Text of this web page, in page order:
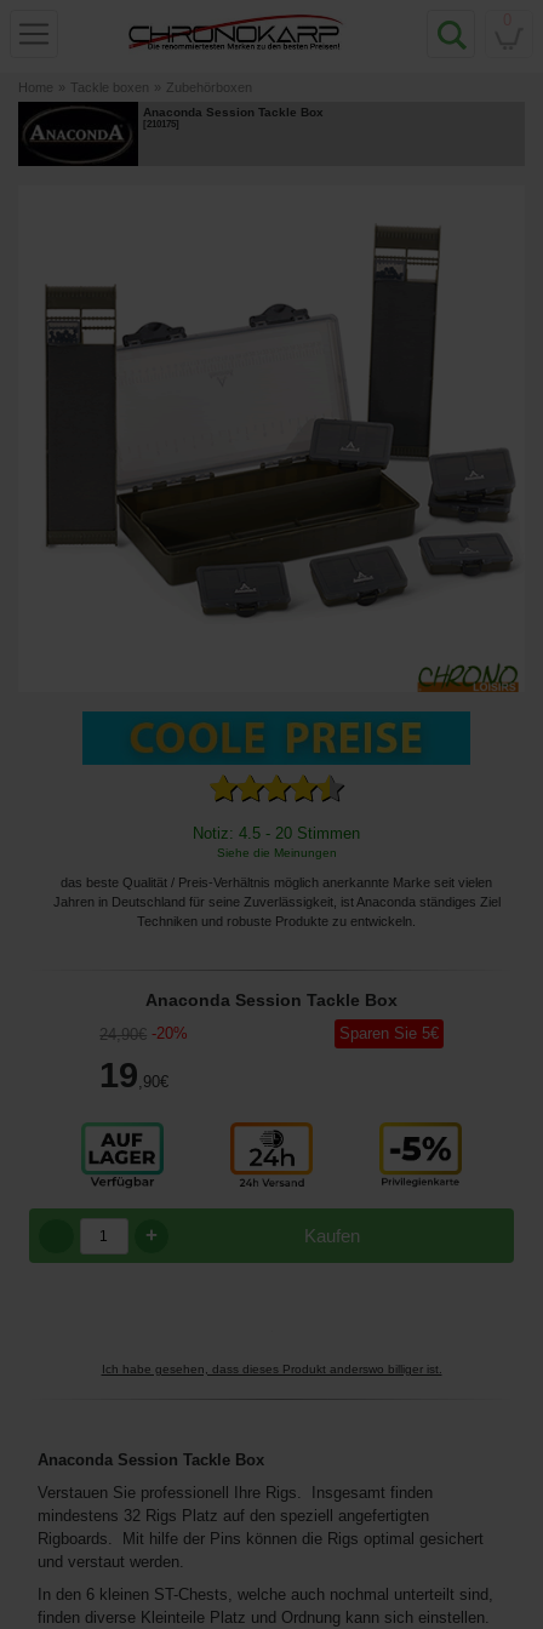
Home » Tackle boxen » Zubehörboxen
Anaconda Session Tackle Box
[210175]
Notiz: 4.5 - 20 Stimmen
Siehe die Meinungen
das beste Qualität / Preis-Verhältnis möglich anerkannte Marke seit vielen
Jahren in Deutschland für seine Zuverlässigkeit, ist Anaconda ständiges Ziel
Techniken und robuste Produkte zu entwickeln.
Anaconda Session Tackle Box
24,90€ -20%
19 ,90€
Sparen Sie 5€
Kaufen
+
Ich habe gesehen, dass dieses Produkt anderswo billiger ist.
Anaconda Session Tackle Box
Verstauen Sie professionell Ihre Rigs. Insgesamt finden
mindestens 32 Rigs Platz auf den speziell angefertigten
Rigboards. Mit hilfe der Pins können die Rigs optimal gesichert
und verstaut werden.
In den 6 kleinen ST-Chests, welche auch nochmal unterteilt sind,
finden diverse Kleinteile Platz und Ordnung kann sich einstellen.